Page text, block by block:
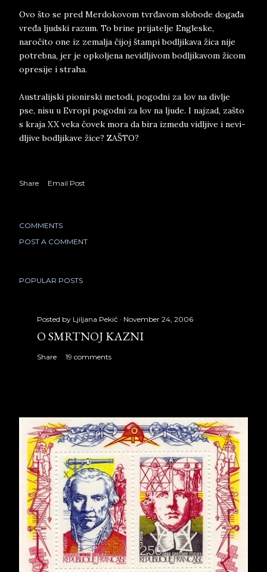
Ovo što se pred Mer­doko­vom tvrđavom slo­bo­de događa
vređa ljud­ski ra­zum. To bri­ne pri­ja­tel­je En­gle­ske,
naročito one iz ze­mal­ja čijoj štam­pi bo­dl­ji­ka­va žica nije
po­treb­na, jer je opkolje­na ne­vi­dl­ji­vom bo­dlji­ka­vom žicom
opre­si­je i stra­ha.
Au­stra­lij­ski pi­o­nir­ski me­to­di, po­god­ni za lov na div­lje
pse, nisu u Evro­pi po­god­ni za lov na lju­de. I naj­zad, zašto
s kra­ja XX veka čovek mora da bira iz­me­du vi­dlji­ve i ne­vi­
dlji­ve bo­dlji­ka­ve žice? ZAŠTO?
Share Email Post
COMMENTS
POST A COMMENT
POPULAR POSTS
Posted by Ljiljana Pekić November 24, 2006
O SMRTNOJ KAZNI
Share 19 comments